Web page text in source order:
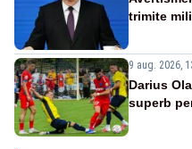
trimite
9 aug. 2026,
Darius
superb